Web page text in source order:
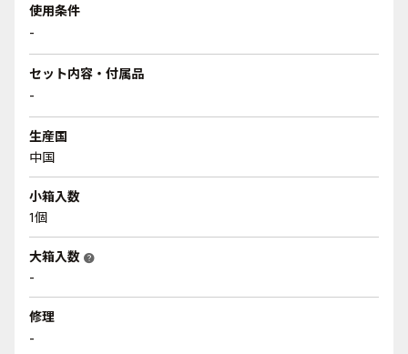
使用条件
-
セット内容・付属品
-
生産国
中国
小箱入数
1個
大箱入数 help
-
修理
-